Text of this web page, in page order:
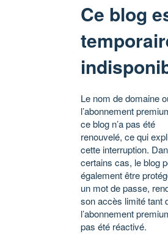
Ce blog
Le nom de domaine
l’abonnement
ce blog n’a pas été
renouvelé, ce qui
cette interruption.
certains cas, le blog
également être
un mot de passe,
son accès limité tant
l’abonnement
pas été réactivé.